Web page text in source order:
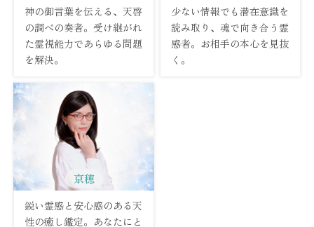
神の御言葉を伝える、天啓
の調べの奏者。受け継がれ
た霊視能力であらゆる問題
を解決。
少ない情報でも潜在意識を
読み取り、魂で向き合う霊
感者。お相手の本心を見抜
く。
京穂
鋭い霊感と安心感のある天
性の癒し鑑定。あなたにと